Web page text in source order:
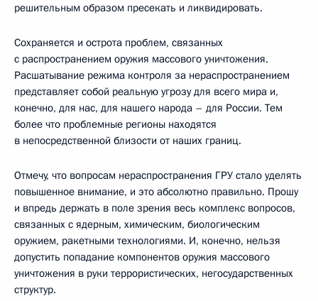
решительным образом пресекать и ликвидировать.
Сохраняется и острота проблем, связанных
с распространением оружия массового уничтожения.
Расшатывание режима контроля за нераспространением
представляет собой реальную угрозу для всего мира и,
конечно, для нас, для нашего народа – для России. Тем
более что проблемные регионы находятся
в непосредственной близости от наших границ.
Отмечу, что вопросам нераспространения ГРУ стало уделять
повышенное внимание, и это абсолютно правильно. Прошу
и впредь держать в поле зрения весь комплекс вопросов,
связанных с ядерным, химическим, биологическим
оружием, ракетными технологиями. И, конечно, нельзя
допустить попадание компонентов оружия массового
уничтожения в руки террористических, негосударственных
структур.